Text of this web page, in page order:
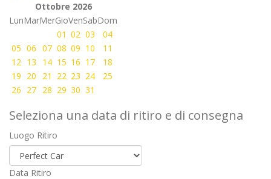
Ottobre 2026
LunMarMerGioVenSabDom
01 02 03
04
05 06 07 08 09 10
11
12 13 14 15 16 17
18
19 20 21 22 23 24
25
26 27 28 29 30 31
Seleziona una data di ritiro e di consegna
Luogo Ritiro
Data Ritiro